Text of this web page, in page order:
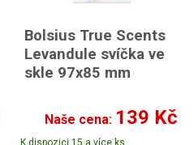
Bolsius True Scents
Levandule svíčka ve
skle 97x85 mm
Naše cena: 139 Kč